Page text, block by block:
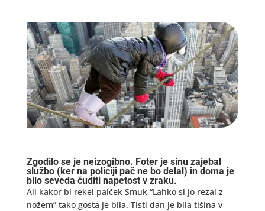
Zgodilo se je neizogibno. Foter je sinu zajebal
službo (ker na policiji pač ne bo delal) in doma je
bilo seveda čuditi napetost v zraku.
Ali kakor bi rekel palček Smuk “Lahko si jo rezal z
nožem” tako gosta je bila. Tisti dan je bila tišina v